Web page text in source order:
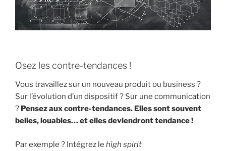
Osez les contre-tendances !
Vous travaillez sur un nouveau produit ou business ?
Sur l’évolution d’un dispositif ? Sur une communication
? Pensez aux contre-tendances. Elles sont souvent
belles, louables… et elles deviendront tendance !
Par exemple ? Intégrez le high spirit